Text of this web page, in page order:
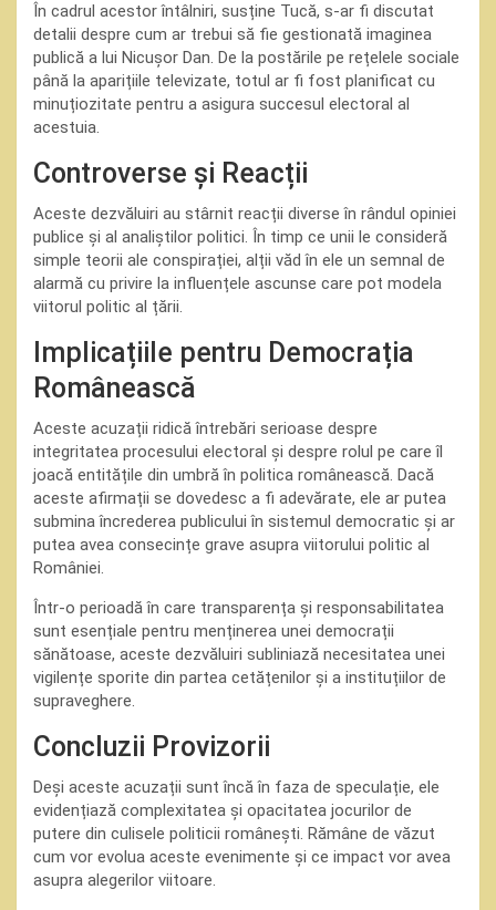
În cadrul acestor întâlniri, susține Tucă, s-ar fi discutat
detalii despre cum ar trebui să fie gestionată imaginea
publică a lui Nicușor Dan. De la postările pe rețelele sociale
până la aparițiile televizate, totul ar fi fost planificat cu
minuțiozitate pentru a asigura succesul electoral al
acestuia.
Controverse și Reacții
Aceste dezvăluiri au stârnit reacții diverse în rândul opiniei
publice și al analiștilor politici. În timp ce unii le consideră
simple teorii ale conspirației, alții văd în ele un semnal de
alarmă cu privire la influențele ascunse care pot modela
viitorul politic al țării.
Implicațiile pentru Democrația
Românească
Aceste acuzații ridică întrebări serioase despre
integritatea procesului electoral și despre rolul pe care îl
joacă entitățile din umbră în politica românească. Dacă
aceste afirmații se dovedesc a fi adevărate, ele ar putea
submina încrederea publicului în sistemul democratic și ar
putea avea consecințe grave asupra viitorului politic al
României.
Într-o perioadă în care transparența și responsabilitatea
sunt esențiale pentru menținerea unei democrații
sănătoase, aceste dezvăluiri subliniază necesitatea unei
vigilențe sporite din partea cetățenilor și a instituțiilor de
supraveghere.
Concluzii Provizorii
Deși aceste acuzații sunt încă în faza de speculație, ele
evidențiază complexitatea și opacitatea jocurilor de
putere din culisele politicii românești. Rămâne de văzut
cum vor evolua aceste evenimente și ce impact vor avea
asupra alegerilor viitoare.